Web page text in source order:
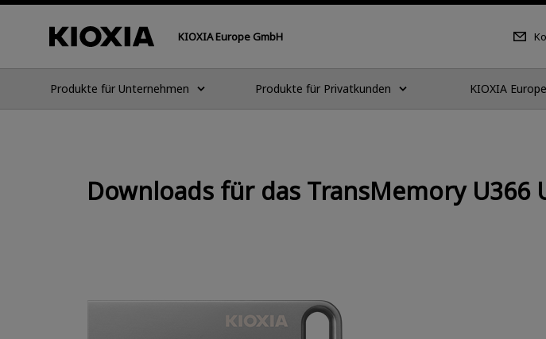
KIOXIA Europe GmbH
Produkte für Unternehmen Produkte für Privatkunden KIOXIA
Downloads für das TransMemory U366